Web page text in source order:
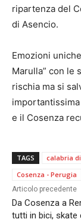
ripartenza del
di Asencio.
Emozioni
Marulla” con le
rischia ma si
e il Cosenza
TAGS calabria
Cosenza - Perugia
Articolo precedente
Da Cosenza a
tutti in bici, skate